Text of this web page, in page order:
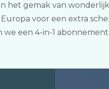
het gemak van
voor een extra
een 4-in-1 abonnement.